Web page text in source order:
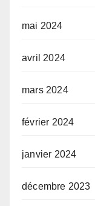
mai 2024
avril 2024
mars 2024
février 2024
janvier 2024
décembre 2023